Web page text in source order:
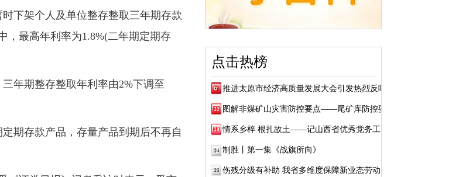
下架个人及单位整存整取三年期存款
，最高年利率为1.8%(二年期定期存
年期整存整取年利率由2%下调至
期存款产品，存量产品到期后不再自
点击热榜
推进太原市经济高质量发展大会引发热烈反响
图解非煤矿山灾害防控要点——尾矿库防控要点
情系乡梓 根扎故土——记山西省优秀党务工作...
制胜丨第一集《战旗所向》
伤残分级有补助 我省多维度保障新业态劳动者...